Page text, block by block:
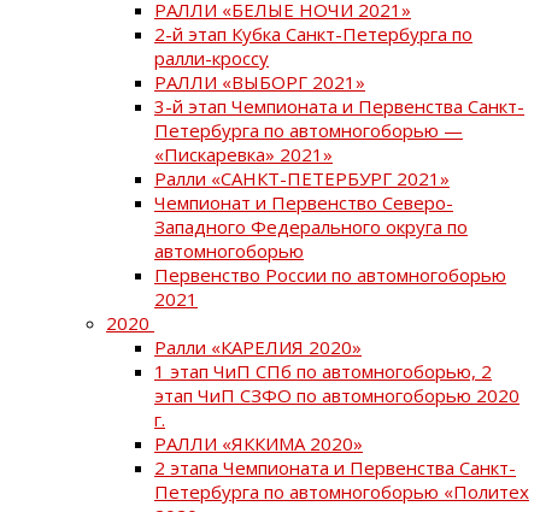
РАЛЛИ «БЕЛЫЕ НОЧИ 2021»
2-й этап Кубка Санкт-Петербурга по
ралли-кроссу
РАЛЛИ «ВЫБОРГ 2021»
3-й этап Чемпионата и Первенства Санкт-
Петербурга по автомногоборью —
«Пискаревка» 2021»
Ралли «САНКТ-ПЕТЕРБУРГ 2021»
Чемпионат и Первенство Северо-
Западного Федерального округа по
автомногоборью
Первенство России по автомногоборью
2021
2020
Ралли «КАРЕЛИЯ 2020»
1 этап ЧиП СПб по автомногоборью, 2
этап ЧиП СЗФО по автомногоборью 2020
г.
РАЛЛИ «ЯККИМА 2020»
2 этапа Чемпионата и Первенства Санкт-
Петербурга по автомногоборью «Политех